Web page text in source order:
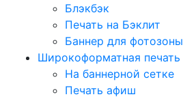
Блэкбэк
Печать на Бэклит
Баннер для фотозоны
Широкоформатная печать
На баннерной сетке
Печать афиш